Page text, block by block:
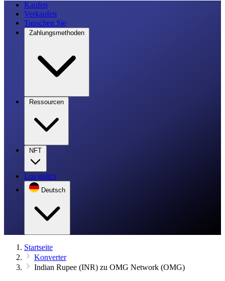
Kaufen
Verkaufen
Tauschen Sie
Zahlungsmethoden
Ressourcen
NFT
Los geht's
Deutsch
Startseite
Konverter
Indian Rupee (INR) zu OMG Network (OMG)